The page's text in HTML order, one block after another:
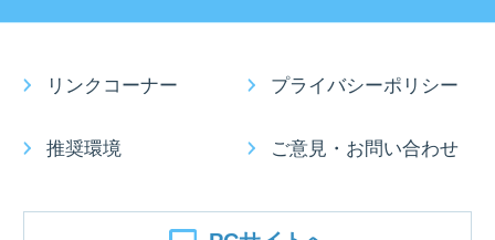
リンクコーナー プライバシーポリシー
推奨環境 ご意見・お問い合わせ